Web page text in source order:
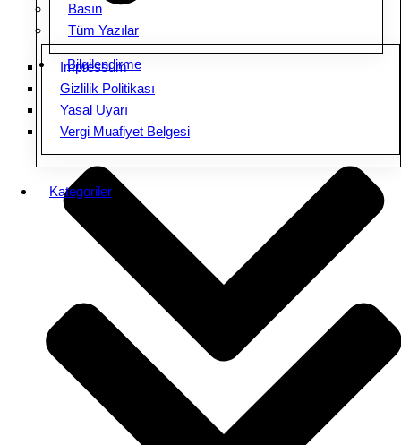
Basın
Tüm Yazılar
Bilgilendirme
Impressum
Gizlilik Politikası
Yasal Uyarı
Vergi Muafiyet Belgesi
Kategoriler